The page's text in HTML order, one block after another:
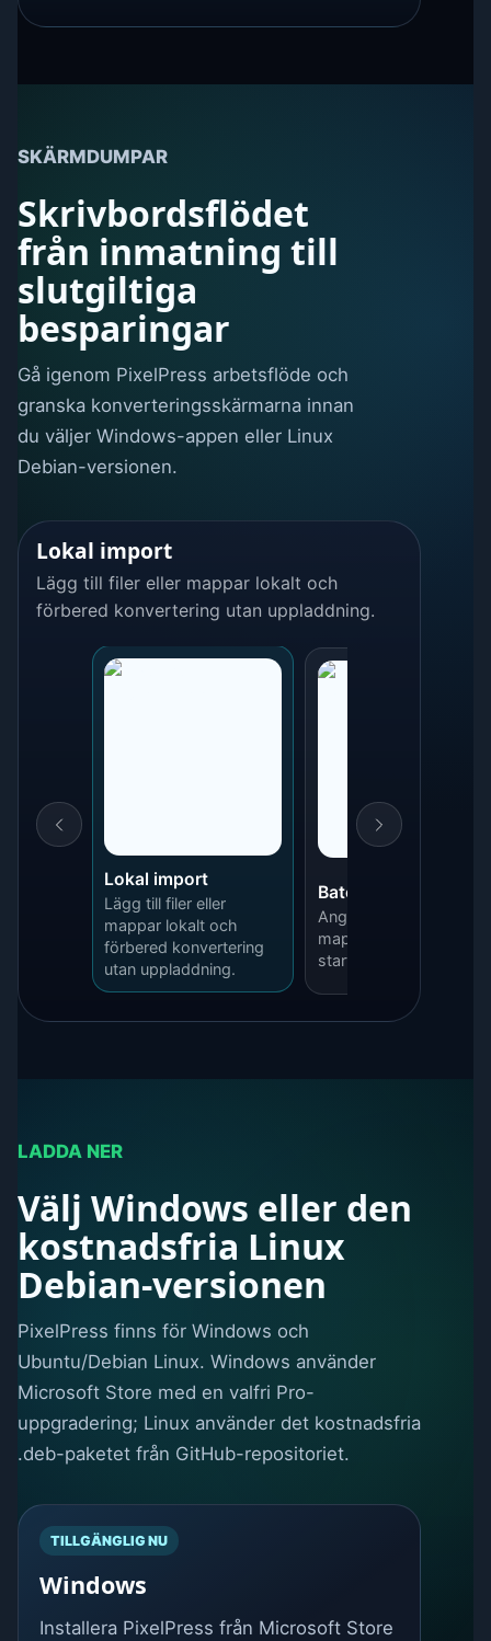
SKÄRMDUMPAR
Skrivbordsflödet
från inmatning till
slutgiltiga
besparingar
Gå igenom PixelPress arbetsflöde och
granska konverteringsskärmarna innan
du väljer Windows-appen eller Linux
Debian-versionen.
Lokal import
Lägg till filer eller mappar lokalt och
förbered konvertering utan uppladdning.
Lokal import
Lägg till filer eller
mappar lokalt och
förbered konvertering
utan uppladdning.
Batchinställningar
Ange indata, utdata-
mapp och kvalitet
start.
LADDA NER
Välj Windows eller den
kostnadsfria Linux
Debian-versionen
PixelPress finns för Windows och
Ubuntu/Debian Linux. Windows använder
Microsoft Store med en valfri Pro-
uppgradering; Linux använder det kostnadsfria
.deb-paketet från GitHub-repositoriet.
TILLGÄNGLIG NU
Windows
Installera PixelPress från Microsoft Store